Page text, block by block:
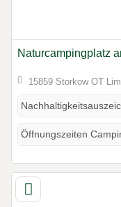
Naturcampingplatz
15859 Storkow OT
Öffnungszeiten